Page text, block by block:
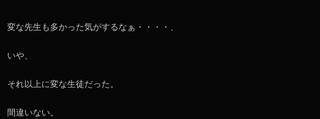
変な先生も多かった気がするなぁ・・・・、
いや、
それ以上に変な生徒だった。
間違いない。